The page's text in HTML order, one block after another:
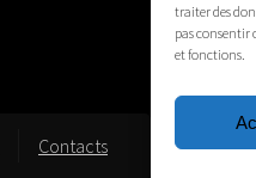
traiter des
pas consentir
et fonctions.
Contacts